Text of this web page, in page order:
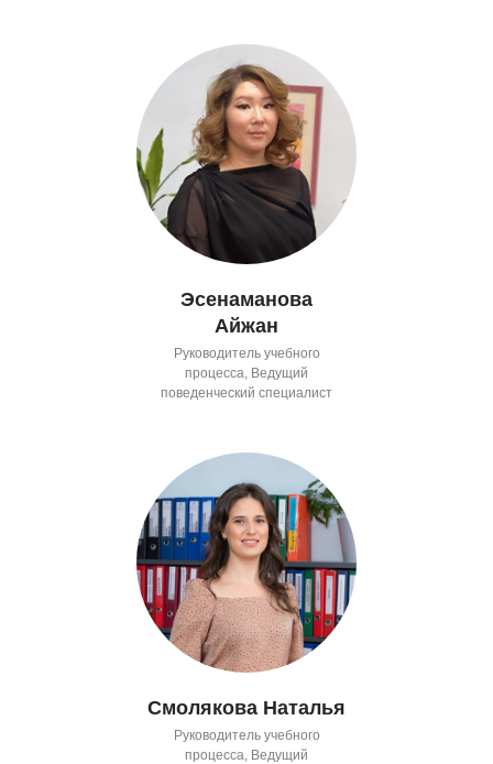
Эсенаманова
Айжан
Руководитель учебного
процесса, Ведущий
поведенческий специалист
Смолякова Наталья
Руководитель учебного
процесса, Ведущий